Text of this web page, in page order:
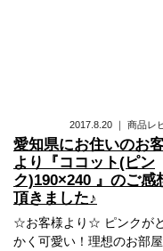
2017.8.20 ｜ 商品レ
愛知県にお住いのお
より『ココット(ピン
ク)190×240 』のご感
頂きました♪
☆お客様より☆ ピンクが
かく可愛い！理想のお部